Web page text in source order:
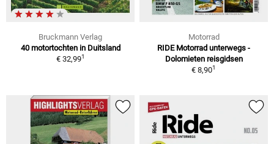
Bruckmann Verlag
40 motortochten in Duitsland
€ 32,991
Motorrad
RIDE Motorrad unterwegs -
Dolomieten reisgidsen
€ 8,901